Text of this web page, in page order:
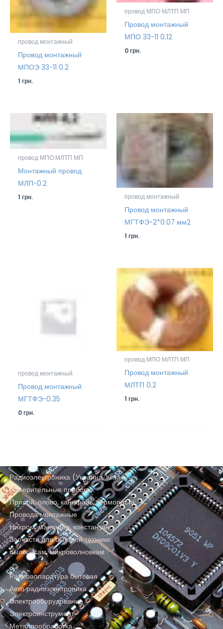
провод монтажный
Провод монтажный
МПОЭ 33-11 0.2
1грн.
провод МПО МЛТП МП
Провод монтажный
МПО 33-11 0.12
0грн.
провод МПО МЛТП МП
Монтажный провод
МЛП-0.2
1грн. провод монтажный
Провод монтажный
МГТФЭ-2*0.07 мм2
1грн.
провод монтажный
Провод монтажный
МГТФЭ-0.35
0грн.
провод МПО МЛТП МП
Провод монтажный
МЛТП 0.2
1грн.
Радиоэлектроника (Украина, Китай)
Измерительные приборы
Припой, олово, канифоль, термопаста
Провода монтажные
Нихром, манганин, константан
Запчасти для бытовой техники:
пылесосам, микроволновкам
Радиоаппаратура бытовая
Авто радиоэлектроника
Электрооборудование
Электроинструмент
Металлообработка